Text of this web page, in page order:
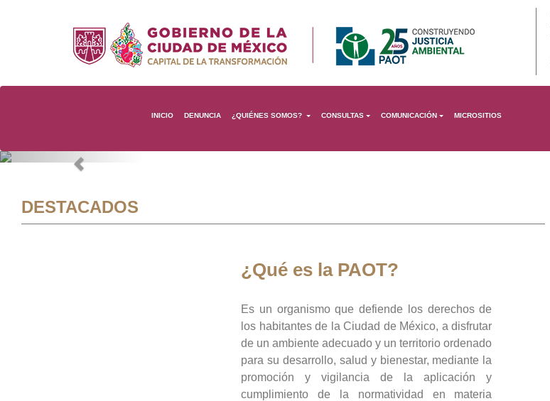
INICIO DENUNCIA ¿QUIÉNES SOMOS? CONSULTAS COMUNICACIÓN MICROSITIOS
Previous
DESTACADOS
¿Qué es la PAOT?
Es un organismo que defiende los derechos de
los habitantes de la Ciudad de México, a disfrutar
de un ambiente adecuado y un territorio ordenado
para su desarrollo, salud y bienestar, mediante la
promoción y vigilancia de la aplicación y
cumplimiento de la normatividad en materia